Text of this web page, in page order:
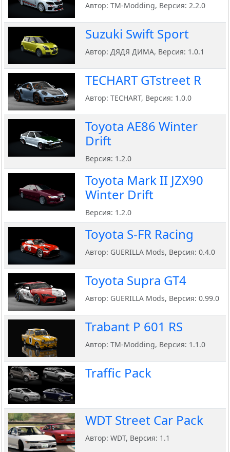
Автор: TM-Modding, Версия: 2.2.0
Suzuki Swift Sport
Автор: ДЯДЯ ДИМА, Версия: 1.0.1
TECHART GTstreet R
Автор: TECHART, Версия: 1.0.0
Toyota AE86 Winter
Drift
Версия: 1.2.0
Toyota Mark II JZX90
Winter Drift
Версия: 1.2.0
Toyota S-FR Racing
Автор: GUERILLA Mods, Версия: 0.4.0
Toyota Supra GT4
Автор: GUERILLA Mods, Версия: 0.99.0
Trabant P 601 RS
Автор: TM-Modding, Версия: 1.1.0
Traffic Pack
WDT Street Car Pack
Автор: WDT, Версия: 1.1